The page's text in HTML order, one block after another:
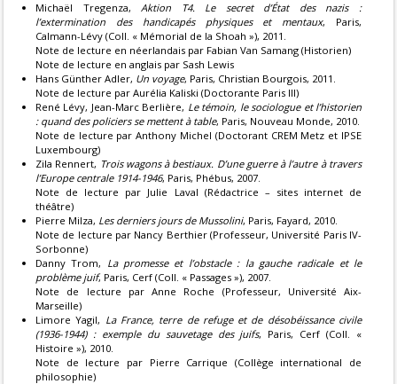
Michaël Tregenza,Aktion T4. Le secret d’État des nazis :
l’extermination des handicapés physiques et mentaux, Paris,
Calmann-Lévy (Coll. « Mémorial de la Shoah »), 2011.
Note de lecture en néerlandais par Fabian Van Samang (Historien)
Note de lecture en anglais par Sash Lewis
Hans Günther Adler, Un voyage, Paris, Christian Bourgois, 2011.
Note de lecture par Aurélia Kaliski (Doctorante Paris III)
René Lévy, Jean-Marc Berlière, Le témoin, le sociologue et l’historien
: quand des policiers se mettent à table, Paris, Nouveau Monde, 2010.
Note de lecture par Anthony Michel (Doctorant CREM Metz et IPSE
Luxembourg)
Zila Rennert, Trois wagons à bestiaux. D’une guerre à l’autre à travers
l’Europe centrale 1914-1946, Paris, Phébus, 2007.
Note de lecture par Julie Laval (Rédactrice – sites internet de
théâtre)
Pierre Milza, Les derniers jours de Mussolini, Paris, Fayard, 2010.
Note de lecture par Nancy Berthier (Professeur, Université Paris IV-
Sorbonne)
Danny Trom, La promesse et l’obstacle : la gauche radicale et le
problème juif, Paris, Cerf (Coll. « Passages »), 2007.
Note de lecture par Anne Roche (Professeur, Université Aix-
Marseille)
Limore Yagil, La France, terre de refuge et de désobéissance civile
(1936-1944) : exemple du sauvetage des juifs, Paris, Cerf (Coll. «
Histoire »), 2010.
Note de lecture par Pierre Carrique (Collège international de
philosophie)